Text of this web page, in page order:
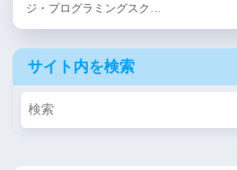
ジ・プログラミングスク…
サイト内を検索